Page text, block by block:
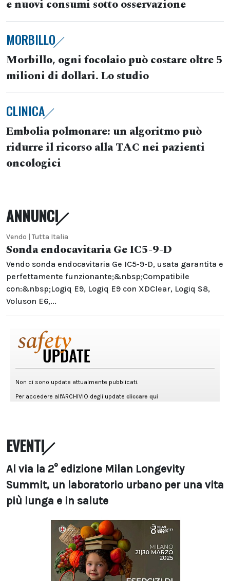
e nuovi consumi sotto osservazione
MORBILLO
Morbillo, ogni focolaio può costare oltre 5
milioni di dollari. Lo studio
CLINICA
Embolia polmonare: un algoritmo può
ridurre il ricorso alla TAC nei pazienti
oncologici
ANNUNCI
Vendo | Tutta Italia
Sonda endocavitaria Ge IC5-9-D
Vendo sonda endocavitaria Ge IC5-9-D, usata garantita e
perfettamente funzionante;&nbsp;Compatibile
con:&nbsp;Logiq E9, Logiq E9 con XDClear, Logiq S8,
Voluson E6,...
EVENTI
Al via la 2° edizione Milan Longevity
Summit, un laboratorio urbano per una vita
più lunga e in salute